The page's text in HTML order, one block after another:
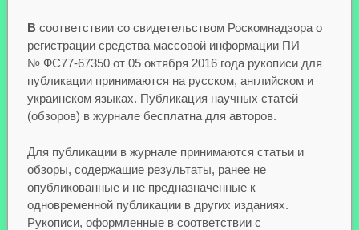
В соответствии со свидетельством Роскомнадзора о
регистрации средства массовой информации ПИ
№ ФС77-67350 от 05 октября 2016 года рукописи для
публикации принимаются на русском, английском и
украинском языках. Публикация научных статей
(обзоров) в журнале бесплатна для авторов.
Для публикации в журнале принимаются статьи и
обзоры, содержащие результаты, ранее не
опубликованные и не предназначенные к
одновременной публикации в других изданиях.
Рукописи, оформленные в соответствии с